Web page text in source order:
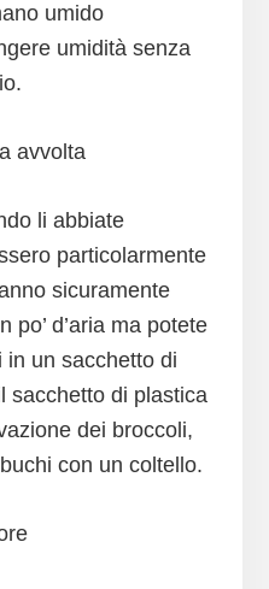
umido
umidità senza
avvolta
li abbiate
particolarmente
sicuramente
po’ d’aria ma potete
un sacchetto di
sacchetto di plastica
dei broccoli,
con un coltello.